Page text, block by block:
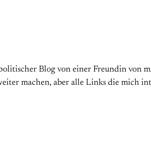
Blog von einer Freundin von
machen, aber alle Links die mich